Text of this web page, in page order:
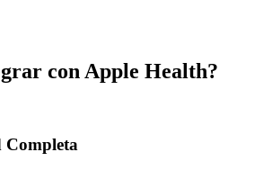
con Apple Health?
Completa